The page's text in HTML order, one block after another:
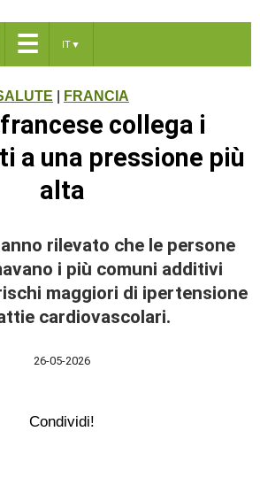
☰ IT▼
FRANCIA
collega i
a una pressione più
alta
rilevato che le persone
i più comuni additivi
maggiori di ipertensione
cardiovascolari.
26-05-2026
Condividi!